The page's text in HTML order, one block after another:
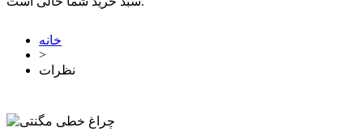
خانه
>
نظرات